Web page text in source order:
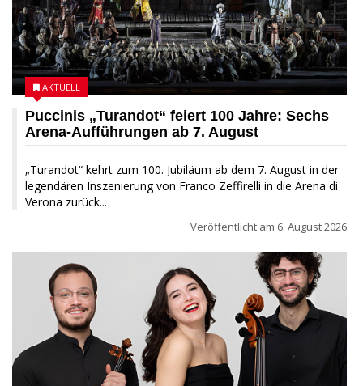
Puccinis „Turandot“ feiert 100 Jahre: Sechs
Arena-Aufführungen ab 7. August
„Turandot“ kehrt zum 100. Jubiläum ab dem 7. August in der
legendären Inszenierung von Franco Zeffirelli in die Arena di
Verona zurück...
AKTUELL
Veröffentlicht am 6. August 2026